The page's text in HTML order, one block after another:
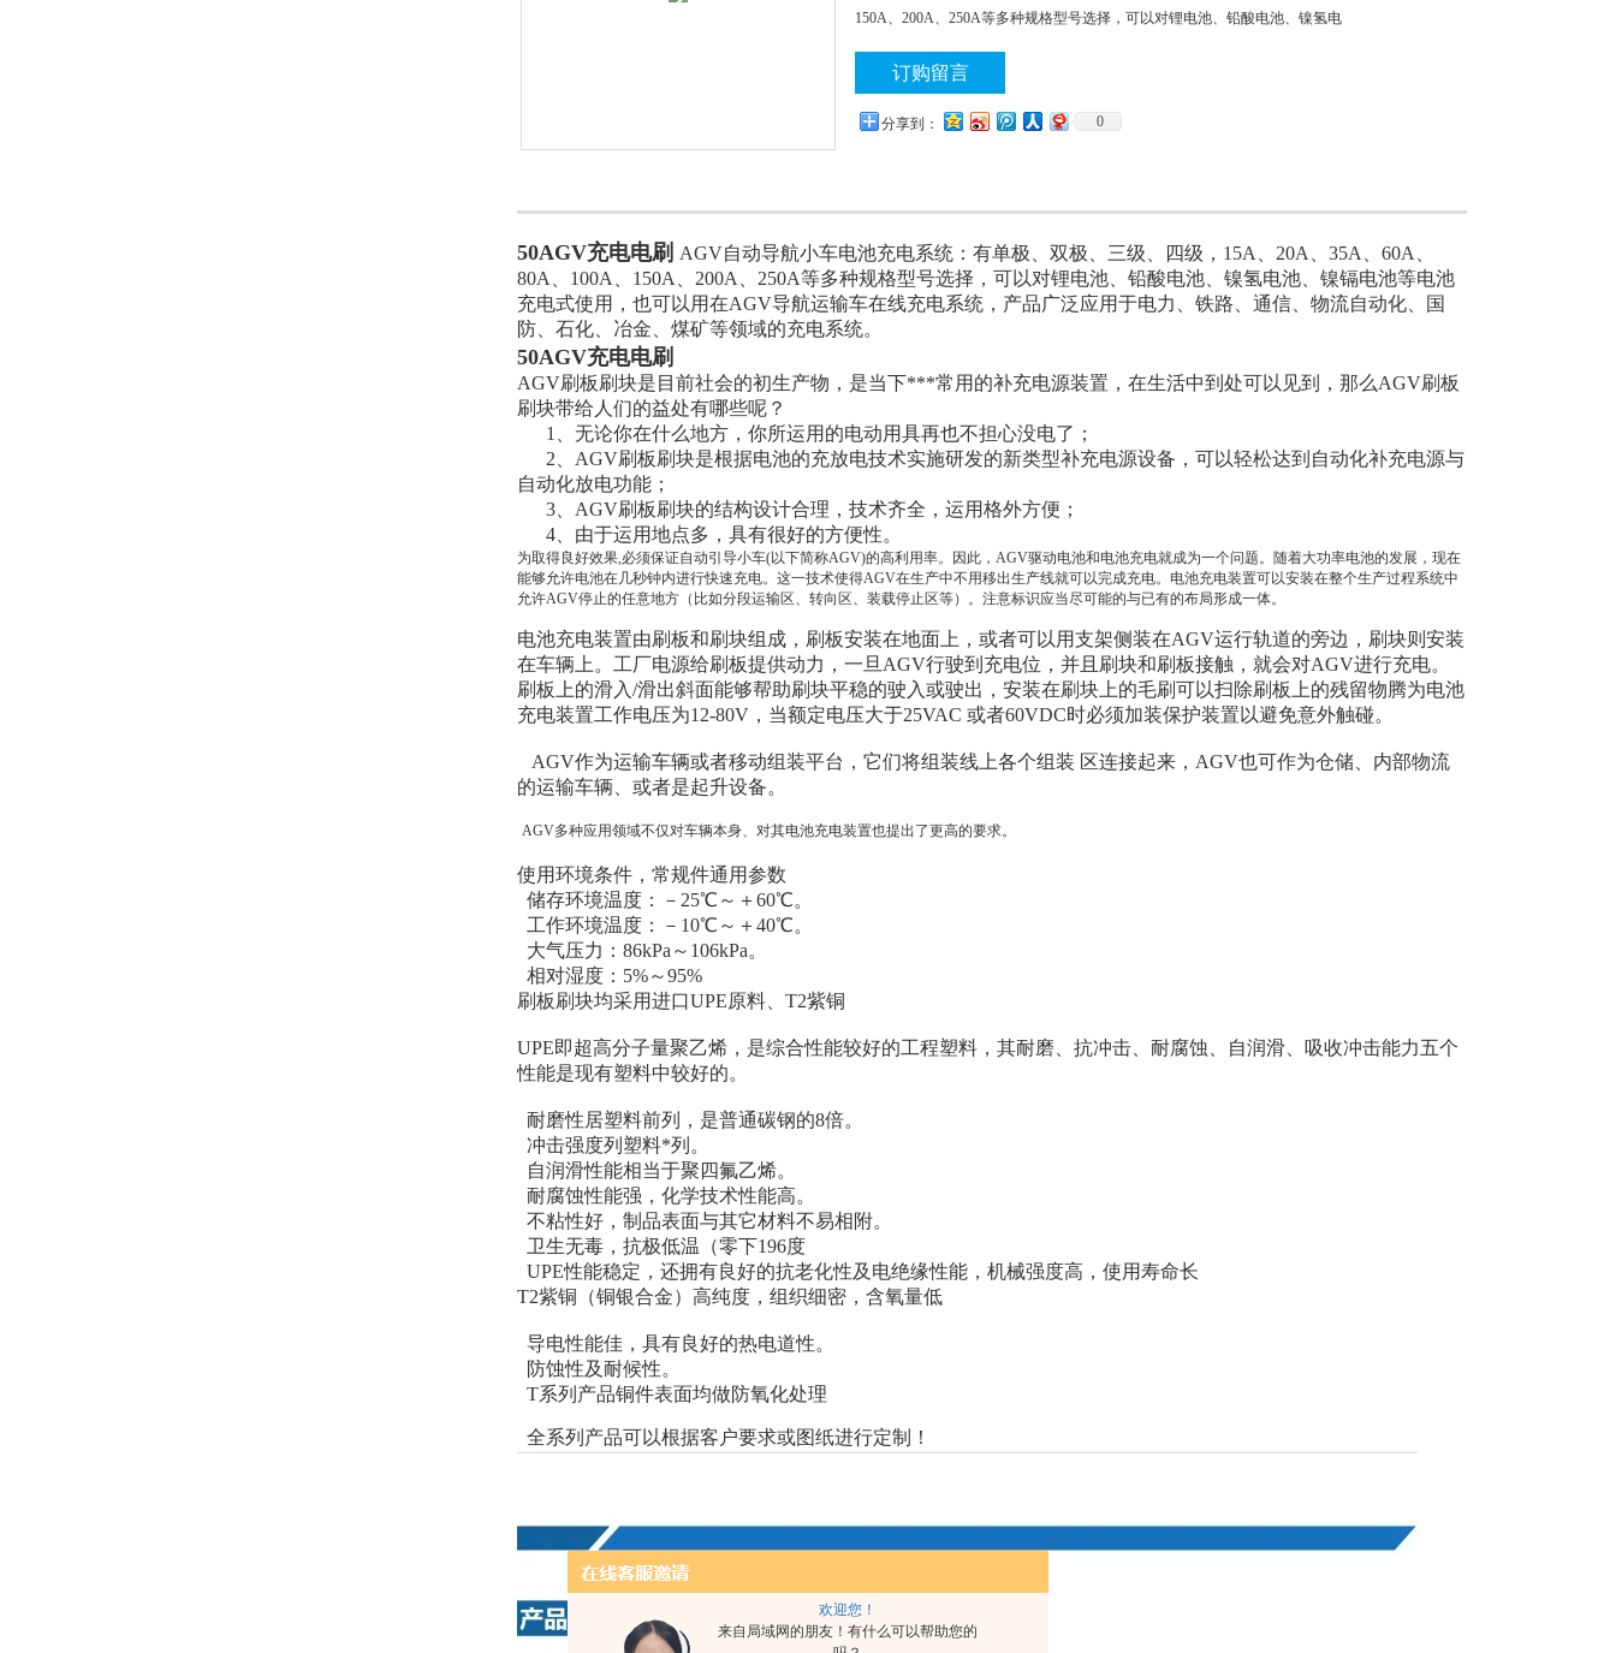
欢迎您！
来自局域网的朋友！有什么可以帮助您的
150A、200A、250A等多种规格型号选择，可以对锂电池、铅酸电池、镍氢电
产品广泛应用于电力、铁路、通信、物流自动化、国防、石化、冶金、煤矿等领
订购留言
分享到： 0
50AGV充电电刷 AGV自动导航小车电池充电系统：有单极、双极、三级、四级，15A、20A、35A、60A、
80A、100A、150A、200A、250A等多种规格型号选择，可以对锂电池、铅酸电池、镍氢电池、镍镉电池等电池
充电式使用，也可以用在AGV导航运输车在线充电系统，产品广泛应用于电力、铁路、通信、物流自动化、国
防、石化、冶金、煤矿等领域的充电系统。
50AGV充电电刷
AGV刷板刷块是目前社会的初生产物，是当下***常用的补充电源装置，在生活中到处可以见到，那么AGV刷板
刷块带给人们的益处有哪些呢？
1、无论你在什么地方，你所运用的电动用具再也不担心没电了；
2、AGV刷板刷块是根据电池的充放电技术实施研发的新类型补充电源设备，可以轻松达到自动化补充电源与
自动化放电功能；
3、AGV刷板刷块的结构设计合理，技术齐全，运用格外方便；
4、由于运用地点多，具有很好的方便性。
为取得良好效果,必须保证自动引导小车(以下简称AGV)的高利用率。因此，AGV驱动电池和电池充电就成为一个问题。随着大功率电池的发展，现在
能够允许电池在几秒钟内进行快速充电。这一技术使得AGV在生产中不用移出生产线就可以完成充电。电池充电装置可以安装在整个生产过程系统中
允许AGV停止的任意地方（比如分段运输区、转向区、装载停止区等）。注意标识应当尽可能的与已有的布局形成一体。
电池充电装置由刷板和刷块组成，刷板安装在地面上，或者可以用支架侧装在AGV运行轨道的旁边，刷块则安装
在车辆上。工厂电源给刷板提供动力，一旦AGV行驶到充电位，并且刷块和刷板接触，就会对AGV进行充电。
刷板上的滑入/滑出斜面能够帮助刷块平稳的驶入或驶出，安装在刷块上的毛刷可以扫除刷板上的残留物腾为电池
充电装置工作电压为12-80V，当额定电压大于25VAC 或者60VDC时必须加装保护装置以避免意外触碰。
AGV作为运输车辆或者移动组装平台，它们将组装线上各个组装 区连接起来，AGV也可作为仓储、内部物流
的运输车辆、或者是起升设备。
AGV多种应用领域不仅对车辆本身、对其电池充电装置也提出了更高的要求。
使用环境条件，常规件通用参数
储存环境温度：－25℃～＋60℃。
工作环境温度：－10℃～＋40℃。
大气压力：86kPa～106kPa。
相对湿度：5%～95%
刷板刷块均采用进口UPE原料、T2紫铜
UPE即超高分子量聚乙烯，是综合性能较好的工程塑料，其耐磨、抗冲击、耐腐蚀、自润滑、吸收冲击能力五个
性能是现有塑料中较好的。
耐磨性居塑料前列，是普通碳钢的8倍。
冲击强度列塑料*列。
自润滑性能相当于聚四氟乙烯。
耐腐蚀性能强，化学技术性能高。
不粘性好，制品表面与其它材料不易相附。
卫生无毒，抗极低温（零下196度
UPE性能稳定，还拥有良好的抗老化性及电绝缘性能，机械强度高，使用寿命长
T2紫铜（铜银合金）高纯度，组织细密，含氧量低
导电性能佳，具有良好的热电道性。
防蚀性及耐候性。
T系列产品铜件表面均做防氧化处理
全系列产品可以根据客户要求或图纸进行定制！